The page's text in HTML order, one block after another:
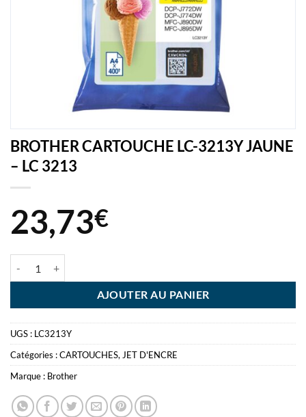
BROTHER CARTOUCHE LC-3213Y JAUNE
– LC 3213
23,73€
AJOUTER AU PANIER
UGS : LC3213Y
Catégories :CARTOUCHES, JET D'ENCRE
Marque : Brother